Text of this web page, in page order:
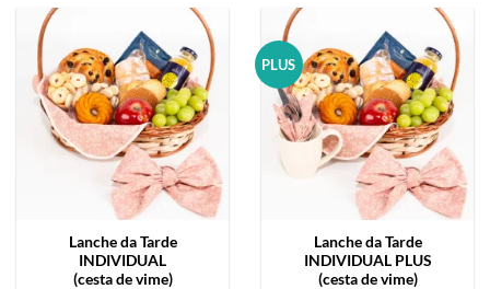
Lanche da Tarde
INDIVIDUAL
(cesta de vime)
PLUS
Lanche da Tarde
INDIVIDUAL PLUS
(cesta de vime)